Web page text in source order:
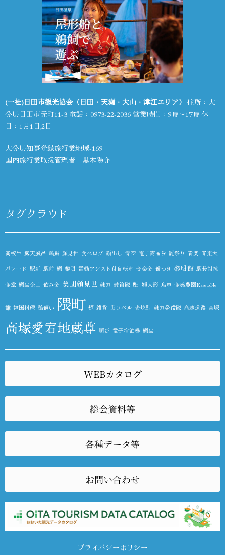
(一社)日田市観光協会（日田・天瀬・大山・津江エリア） 住所：大
分県日田市元町11-3 電話： 0973-22-2036 営業時間：9時～17時 休
日：1月1日,2日
大分県知事登録旅行業地域-169
国内旅行業取扱管理者 黒木陽介
タグクラウド
高校生 露天風呂 鵜飼 顔見世 食べログ 顔出し 青空 電子商品券 雛祭り 音楽 音楽大
パレード 駅近 駅前 鯛 黎明 電動アシスト付自転車 音楽会 餅つき 黎明館 駅長対抗
食堂 鯛生金山 飲み会 集団顔見世 魅力 鼓笛隊 鮎 雛人形 鳥市 食感農園KazetoNe
雛 韓国料理 鵜飼い 隈町 麺 雑貨 黒ラベル 麦焼酎 魅力発信隊 高速道路 高塚
高塚愛宕地蔵尊 順延 電子宿泊券 鯛生
WEBカタログ
総会資料等
各種データ等
お問い合わせ
プライバシーポリシー